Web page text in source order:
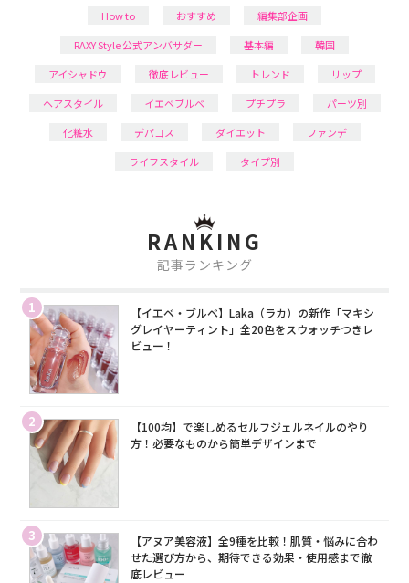
How to おすすめ
編集部企画
RAXY Style 公式アンバサダー
基本編
韓国
アイシャドウ
徹底レビュー トレンド
リップ
ヘアスタイル
イエベブルベ プチプラ
パーツ別
化粧水
デパコス ダイエット
ファンデ
ライフスタイル
タイプ別
RANKING
記事ランキング
1
【イエベ・ブルベ】Laka（ラカ）の新作「マキシ
グレイヤーティント」全20色をスウォッチつきレ
ビュー！
2
【100均】で楽しめるセルフジェルネイルのやり
方！必要なものから簡単デザインまで
3
【アヌア美容液】全9種を比較！肌質・悩みに合わ
せた選び方から、期待できる効果・使用感まで徹
底レビュー